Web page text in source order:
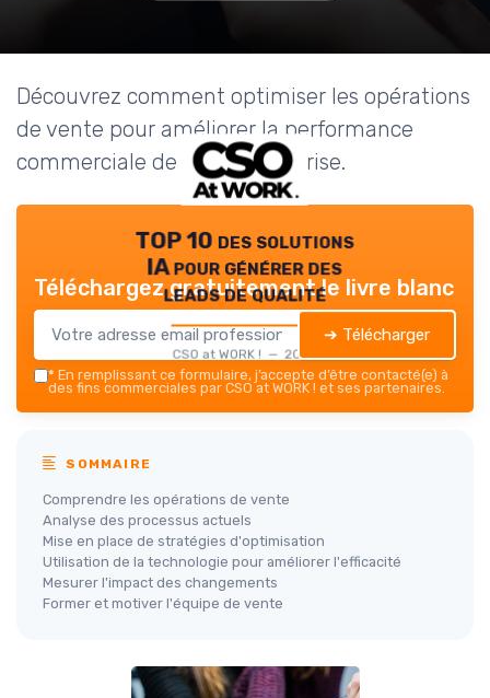
Découvrez comment optimiser les opérations
de vente pour améliorer la performance
commerciale de votre entreprise.
TOP 10 des solutions
IA pour générer des
leads de qualité
CSO at WORK ! — 2026
Téléchargez gratuitement le livre blanc
➔ Télécharger
* En remplissant ce formulaire, j’accepte d’être contacté(e) à
des fins commerciales par CSO at WORK ! et ses partenaires.
SOMMAIRE
Comprendre les opérations de vente
Analyse des processus actuels
Mise en place de stratégies d'optimisation
Utilisation de la technologie pour améliorer l'efficacité
Mesurer l'impact des changements
Former et motiver l'équipe de vente